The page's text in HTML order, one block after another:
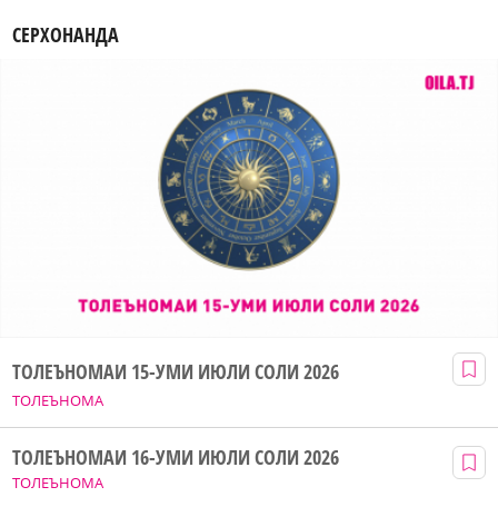
СЕРХОНАНДА
ТОЛЕЪНОМА
ТОЛЕЪНОМАИ 15-УМИ ИЮЛИ СОЛИ 2026
ТОЛЕЪНОМА
ТОЛЕЪНОМАИ 16-УМИ ИЮЛИ СОЛИ 2026